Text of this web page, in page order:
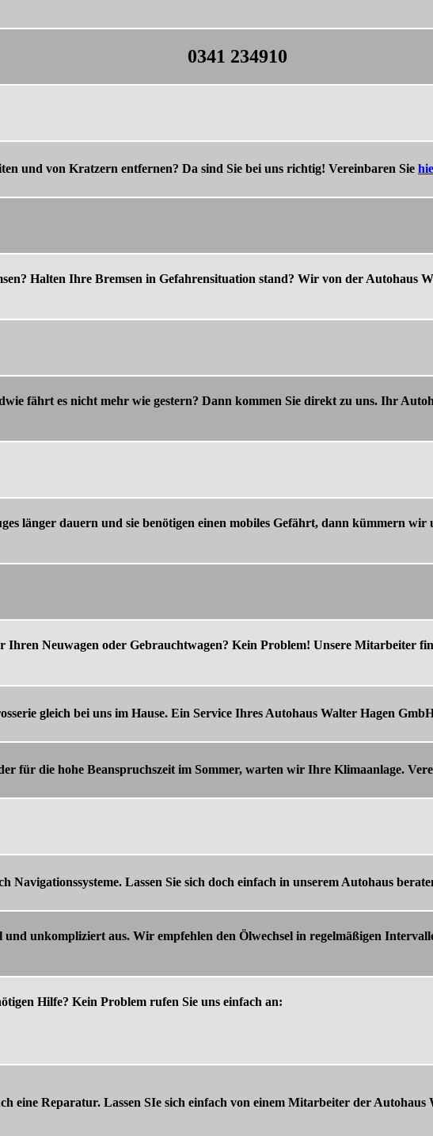
0341 234910
und von Kratzern entfernen? Da sind Sie bei uns richtig! Vereinbaren Sie
Halten Ihre Bremsen in Gefahrensituation stand? Wir von der Autohaus
fährt es nicht mehr wie gestern? Dann kommen Sie direkt zu uns. Ihr
länger dauern und sie benötigen einen mobiles Gefährt, dann kümmern wir
Ihren Neuwagen oder Gebrauchtwagen? Kein Problem! Unsere Mitarbeiter
gleich bei uns im Hause. Ein Service Ihres Autohaus Walter Hagen
für die hohe Beanspruchszeit im Sommer, warten wir Ihre Klimaanlage.
Navigationssysteme. Lassen Sie sich doch einfach in unserem Autohaus
unkompliziert aus. Wir empfehlen den Ölwechsel in regelmäßigen
Hilfe? Kein Problem rufen Sie uns einfach an:
eine Reparatur. Lassen SIe sich einfach von einem Mitarbeiter der